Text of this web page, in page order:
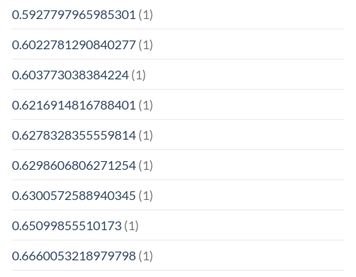
0.5927797965985301 (1)
0.6022781290840277 (1)
0.603773038384224 (1)
0.6216914816788401 (1)
0.6278328355559814 (1)
0.6298606806271254 (1)
0.6300572588940345 (1)
0.65099855510173 (1)
0.6660053218979798 (1)